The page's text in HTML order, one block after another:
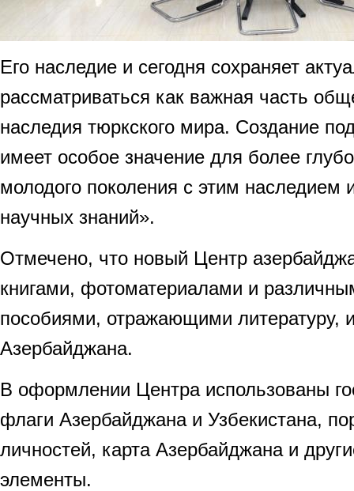
Его наследие и сегодня сохраняет
рассматриваться как важная часть
наследия тюркского мира. Создание
имеет особое значение для более
молодого поколения с этим наследием
научных знаний».
Отмечено, что новый Центр
книгами, фотоматериалами и
пособиями, отражающими литературу,
Азербайджана.
В оформлении Центра использованы
флаги Азербайджана и Узбекистана,
личностей, карта Азербайджана и
элементы.